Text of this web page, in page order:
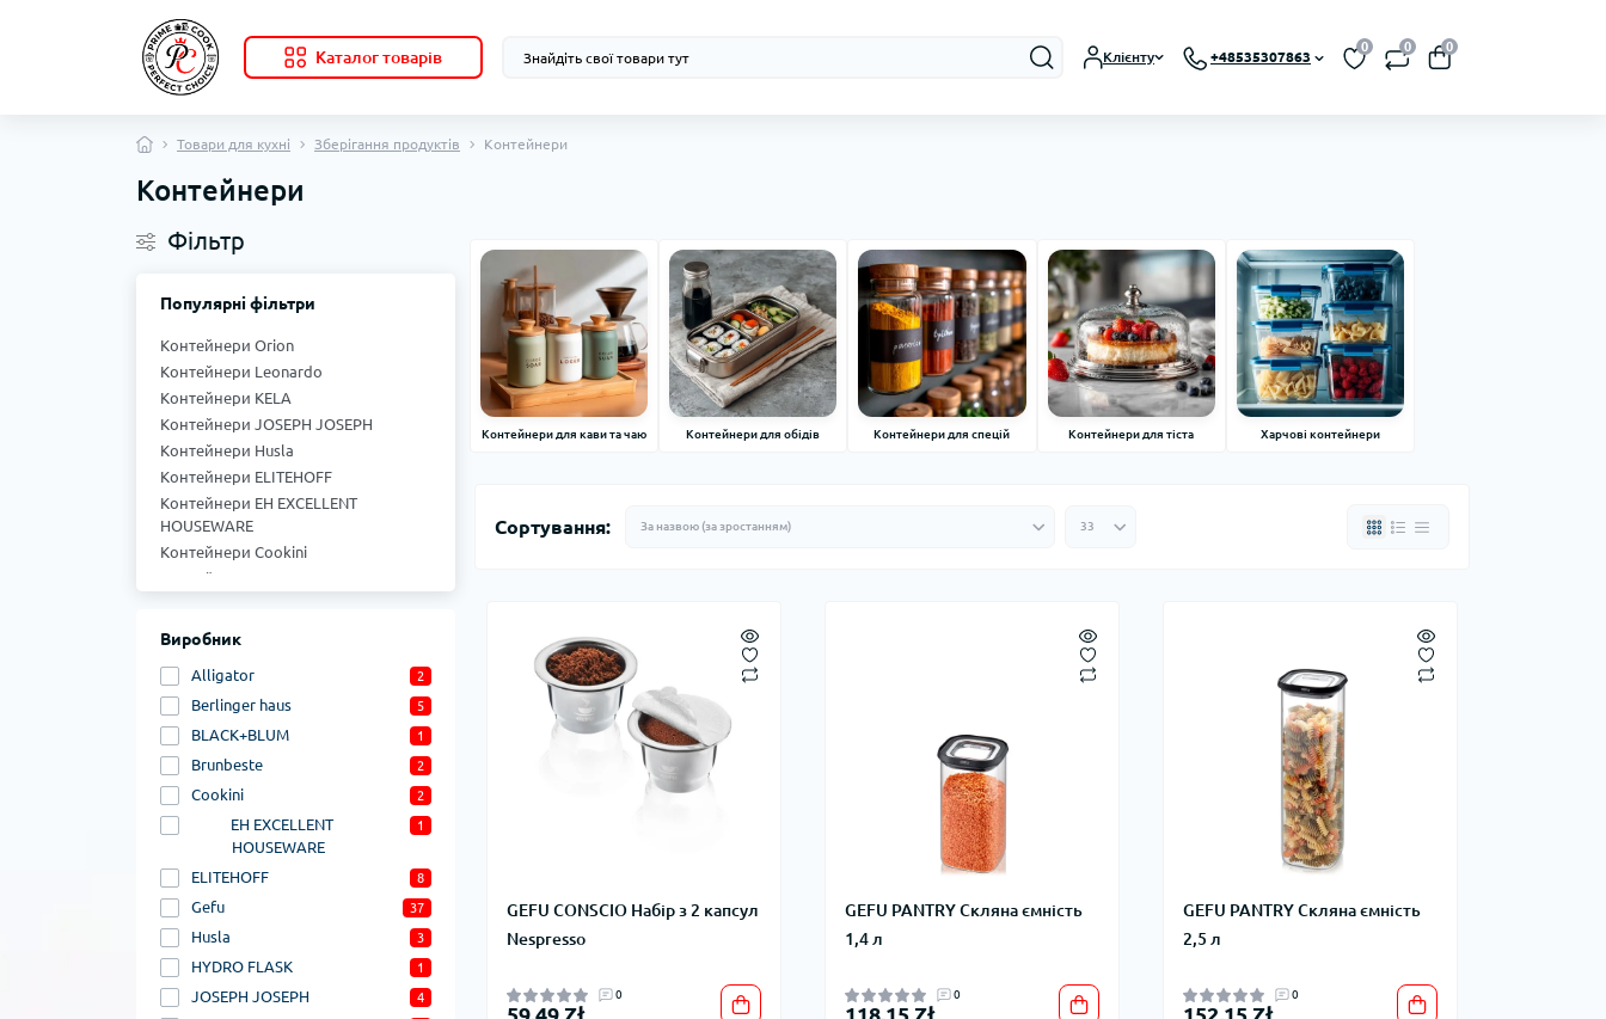
Каталог товарів Клієнту +48535307863
0 0 0
Товари для кухні Зберігання продуктів Контейнери
Контейнери
Фільтр
Популярні фільтри
Контейнери Orion
Контейнери Leonardo
Контейнери KELA
Контейнери JOSEPH JOSEPH
Контейнери Husla
Контейнери ELITEHOFF
Контейнери EH EXCELLENT
HOUSEWARE
Контейнери Cookini
Контейнери BLACK+BLUM
Контейнери Wesco
Контейнери Roesle
Контейнери Riess
Контейнери La Porcellana Bianca
Контейнери Klausberg
Контейнери Kinghoff
Контейнери Gefu
Контейнери Brunbeste
Контейнери Berlinger haus
Виробник
Alligator 2
Berlinger haus 5
BLACK+BLUM 1
Brunbeste 2
Cookini 2
EH EXCELLENT
HOUSEWARE
1
ELITEHOFF 8
Gefu 37
Husla 3
HYDRO FLASK 1
JOSEPH JOSEPH 4
Контейнери для кави та чаю Контейнери для обідів Контейнери для спецій Контейнери для тіста Харчові контейнери
Сортування:
GEFU CONSCIO Набір з 2 капсул
Nespresso
0
GEFU PANTRY Скляна ємність
1,4 л
0
GEFU PANTRY Скляна ємність
2,5 л
0